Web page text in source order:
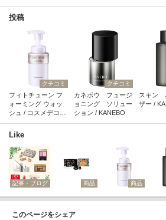
投稿
クチコミ
フィトチューン フ
ォーミング ウォッ
シュ / コスメデコル
クチコミ
カネボウ フュージ
ョニング ソリュー
ション / KANEBO
スキン
ザー /
Like
記事・ブログ 商品 商品
このページをシェア